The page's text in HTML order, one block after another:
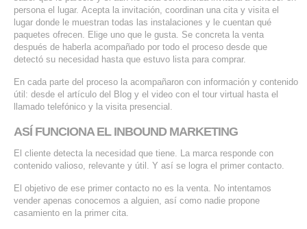
persona el lugar. Acepta la invitación, coordinan una cita y visita el
lugar donde le muestran todas las instalaciones y le cuentan qué
paquetes ofrecen. Elige uno que le gusta. Se concreta la venta
después de haberla acompañado por todo el proceso desde que
detectó su necesidad hasta que estuvo lista para comprar.
En cada parte del proceso la acompañaron con información y contenido
útil: desde el artículo del Blog y el video con el tour virtual hasta el
llamado telefónico y la visita presencial.
ASÍ FUNCIONA EL INBOUND MARKETING
El cliente detecta la necesidad que tiene. La marca responde con
contenido valioso, relevante y útil. Y así se logra el primer contacto.
El objetivo de ese primer contacto no es la venta. No intentamos
vender apenas conocemos a alguien, así como nadie propone
casamiento en la primer cita.